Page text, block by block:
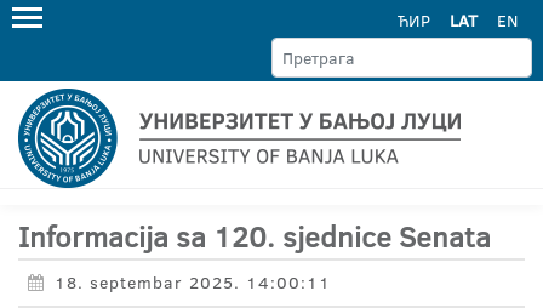
ЋИР LAT EN
Informacija sa 120. sjednice Senata
18. septembar 2025. 14:00:11